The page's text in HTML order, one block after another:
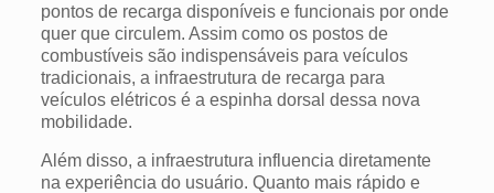
pontos de recarga disponíveis e funcionais por onde
quer que circulem. Assim como os postos de
combustíveis são indispensáveis para veículos
tradicionais, a infraestrutura de recarga para
veículos elétricos é a espinha dorsal dessa nova
mobilidade.
Além disso, a infraestrutura influencia diretamente
na experiência do usuário. Quanto mais rápido e